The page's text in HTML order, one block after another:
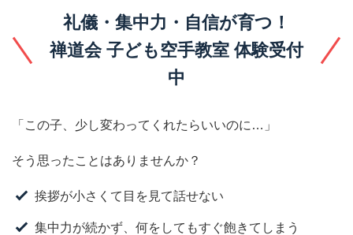
礼儀・集中力・自信が育つ！
禅道会 子ども空手教室 体験受付
中
「この子、少し変わってくれたらいいのに…」
そう思ったことはありませんか？
挨拶が小さくて目を見て話せない
集中力が続かず、何をしてもすぐ飽きてしまう